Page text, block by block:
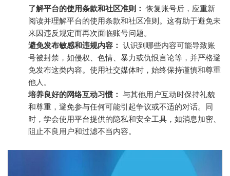
了解平台的使用条款和社区准则： 恢复账号后，应重新
阅读并理解平台的使用条款和社区准则。这有助于避免未
来因违反规定而再次面临账号问题。
避免发布敏感和违规内容： 认识到哪些内容可能导致账
号被封禁，如侵权、色情、暴力或仇恨言论等，并严格避
免发布这类内容。使用社交媒体时，始终保持谨慎和尊重
他人。
培养良好的网络互动习惯： 与其他用户互动时保持礼貌
和尊重，避免参与任何可能引起争议或不适的对话。同
时，学会使用平台提供的隐私和安全工具，如消息加密、
阻止不良用户和过滤不当内容。